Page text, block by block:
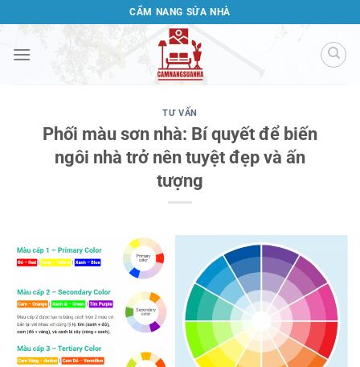
qua
nội
CẨM NANG SỬA NHÀ
TƯ VẤN
Phối màu sơn nhà: Bí quyết để biến
ngôi nhà trở nên tuyệt đẹp và ấn
tượng